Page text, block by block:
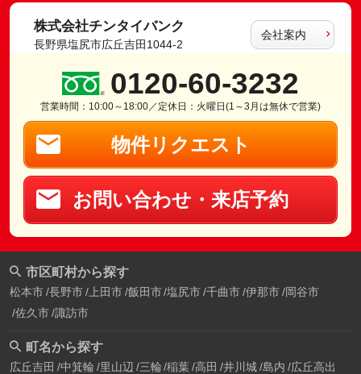
株式会社チンタイバンク
長野県塩尻市広丘吉田1044-2
会社案内
0120-60-3232
営業時間：10:00～18:00／定休日：火曜日(1～3月は無休で営業)
物件リクエスト
お問い合わせ・来店予約
市区町村から探す
松本市 長野市 上田市 飯田市 塩尻市 千曲市 伊那市 岡谷市
佐久市 諏訪市
町名から探す
広丘吉田 中箕輪 里山辺 三輪 稲葉 高田 井川城 島内 広丘高出